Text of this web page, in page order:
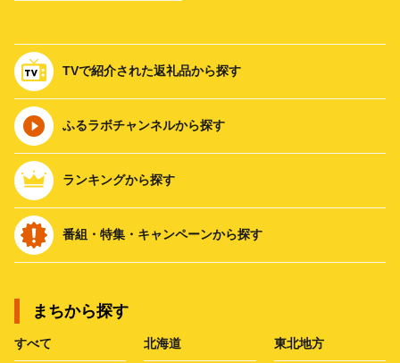
TVで紹介された返礼品から探す
ふるラボチャンネルから探す
ランキングから探す
番組・特集・キャンペーンから探す
まちから探す
すべて 北海道 東北地方